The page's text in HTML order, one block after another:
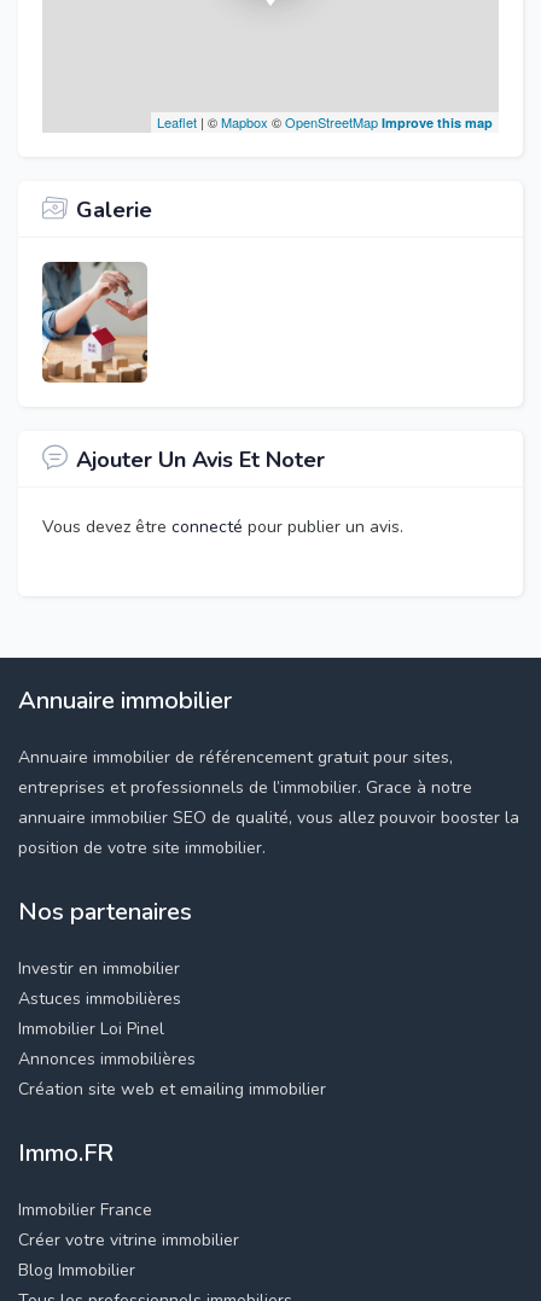
Leaflet | ©Mapbox ©OpenStreetMap Improve this map
Galerie
Ajouter Un Avis Et Noter
Vous devez être connecté pour publier un avis.
Annuaire immobilier
Annuaire immobilier de référencement gratuit pour sites,
entreprises et professionnels de l’immobilier. Grace à notre
annuaire immobilier SEO de qualité, vous allez pouvoir booster la
position de votre site immobilier.
Nos partenaires
Investir en immobilier
Astuces immobilières
Immobilier Loi Pinel
Annonces immobilières
Création site web et emailing immobilier
Immo.FR
Immobilier France
Créer votre vitrine immobilier
Blog Immobilier